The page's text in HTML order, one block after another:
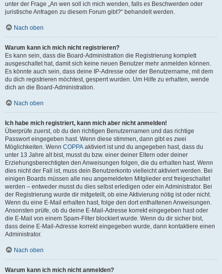
unter der Frage „An wen soll ich mich wenden, falls es Beschwerden oder
juristische Anfragen zu diesem Forum gibt?“ behandelt werden.
Nach oben
Warum kann ich mich nicht registrieren?
Es kann sein, dass die Board-Administration die Registrierung komplett
ausgeschaltet hat, damit sich keine neuen Benutzer mehr anmelden können.
Es könnte auch sein, dass deine IP-Adresse oder der Benutzername, mit dem
du dich registrieren möchtest, gesperrt wurden. Um Hilfe zu erhalten, wende
dich an die Board-Administration.
Nach oben
Ich habe mich registriert, kann mich aber nicht anmelden!
Überprüfe zuerst, ob du den richtigen Benutzernamen und das richtige
Passwort eingegeben hast. Wenn diese stimmen, dann gibt es zwei
Möglichkeiten. Wenn COPPA aktiviert ist und du angegeben hast, dass du
unter 13 Jahre alt bist, musst du bzw. einer deiner Eltern oder deiner
Erziehungsberechtigten den Anweisungen folgen, die du erhalten hast. Wenn
dies nicht der Fall ist, muss dein Benutzerkonto vielleicht aktiviert werden. Bei
einigen Boards müssen alle neu angemeldeten Mitglieder erst freigeschaltet
werden – entweder musst du dies selbst erledigen oder ein Administrator. Bei
der Registrierung wurde dir mitgeteilt, ob eine Aktivierung nötig ist oder nicht.
Wenn du eine E-Mail erhalten hast, folge den dort enthaltenen Anweisungen.
Ansonsten prüfe, ob du deine E-Mail-Adresse korrekt eingegeben hast oder
die E-Mail von einem Spam-Filter blockiert wurde. Wenn du dir sicher bist,
dass deine E-Mail-Adresse korrekt eingegeben wurde, dann kontaktiere einen
Administrator.
Nach oben
Warum kann ich mich nicht anmelden?